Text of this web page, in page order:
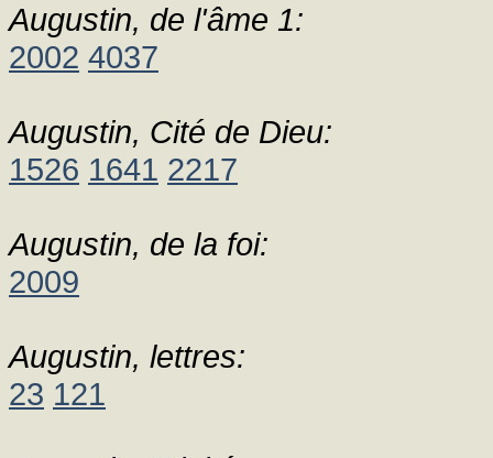
Augustin, de l'âme 1:
2002 4037
Augustin, Cité de Dieu:
1526 1641 2217
Augustin, de la foi:
2009
Augustin, lettres:
23 121